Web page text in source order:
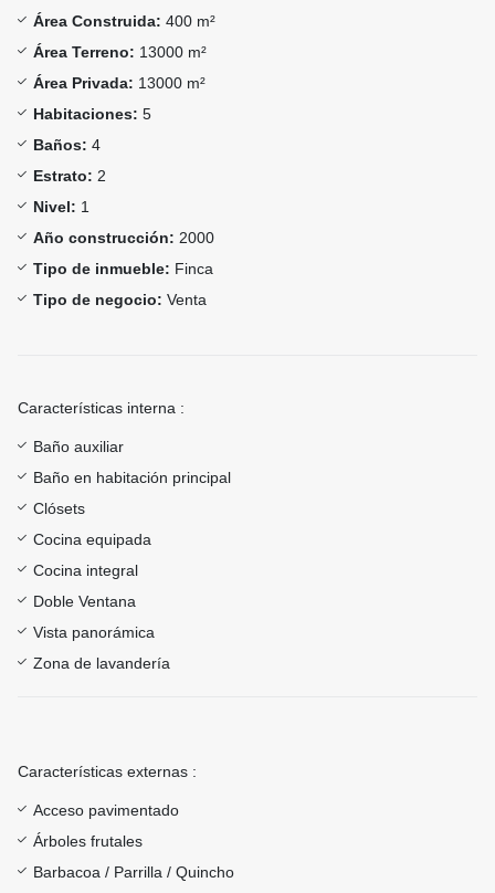
Área Construida: 400 m²
Área Terreno: 13000 m²
Área Privada: 13000 m²
Habitaciones: 5
Baños: 4
Estrato: 2
Nivel: 1
Año construcción: 2000
Tipo de inmueble: Finca
Tipo de negocio: Venta
Características interna :
Baño auxiliar
Baño en habitación principal
Clósets
Cocina equipada
Cocina integral
Doble Ventana
Vista panorámica
Zona de lavandería
Características externas :
Acceso pavimentado
Árboles frutales
Barbacoa / Parrilla / Quincho